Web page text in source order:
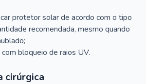
protetor solar de acordo com o tipo
recomendada, mesmo quando
bloqueio de raios UV.
cirúrgica